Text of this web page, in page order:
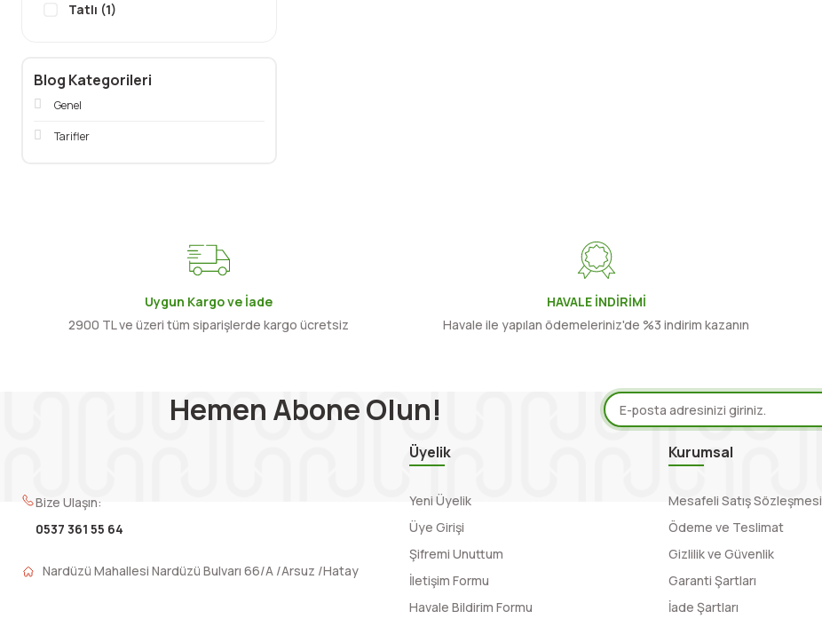
Tatlı (1)
Blog Kategorileri
Genel
Tarifler
Uygun Kargo ve İade
2900 TL ve üzeri tüm siparişlerde kargo ücretsiz
HAVALE İNDİRİMİ
Havale ile yapılan ödemeleriniz'de %3 indirim kazanın
Hemen Abone Olun!
Bize Ulaşın:
0537 361 55 64
Nardüzü Mahallesi Nardüzü Bulvarı 66/A /Arsuz /Hatay
Üyelik
Yeni Üyelik
Üye Girişi
Şifremi Unuttum
İletişim Formu
Havale Bildirim Formu
Kurumsal
Mesafeli Satış Sözleşmesi
Ödeme ve Teslimat
Gizlilik ve Güvenlik
Garanti Şartları
İade Şartları